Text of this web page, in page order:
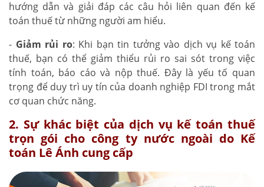
hướng dẫn và giải đáp các câu hỏi liên quan đến kế
toán thuế từ những người am hiểu.
- Giảm rủi ro: Khi bạn tin tưởng vào dịch vụ kế toán
thuế, bạn có thể giảm thiểu rủi ro sai sót trong việc
tính toán, báo cáo và nộp thuế. Đây là yếu tố quan
trọng để duy trì uy tín của doanh nghiệp FDI trong mắt
cơ quan chức năng.
2. Sự khác biệt của dịch vụ kế toán thuế
trọn gói cho công ty nước ngoài do Kế
toán Lê Ánh cung cấp